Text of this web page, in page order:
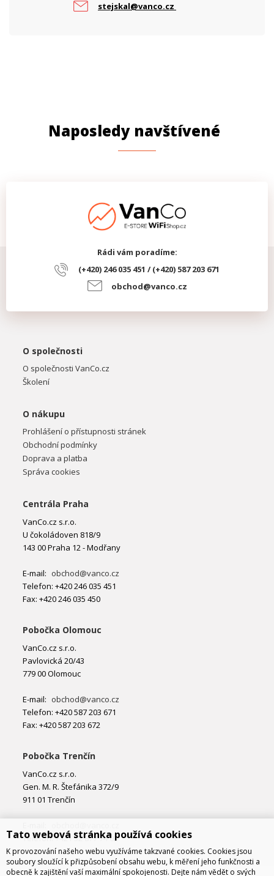
stejskal@vanco.cz
Naposledy navštívené
Rádi vám poradíme:
(+420) 246 035 451 / (+420) 587 203 671
obchod@vanco.cz
O společnosti
O společnosti VanCo.cz
Školení
O nákupu
Prohlášení o přístupnosti stránek
Obchodní podmínky
Doprava a platba
Správa cookies
Centrála Praha
VanCo.cz s.r.o.
U čokoládoven 818/9
143 00 Praha 12 - Modřany
E-mail: obchod@vanco.cz
Telefon: +420 246 035 451
Fax: +420 246 035 450
Pobočka Olomouc
VanCo.cz s.r.o.
Pavlovická 20/43
779 00 Olomouc
E-mail: obchod@vanco.cz
Telefon: +420 587 203 671
Fax: +420 587 203 672
Pobočka Trenčín
VanCo.cz s.r.o.
Gen. M. R. Štefánika 372/9
911 01 Trenčín
Telefon: +421 32 877 74 02
Tato webová stránka používá cookies
K provozování našeho webu využíváme takzvané cookies. Cookies jsou
soubory sloužící k přizpůsobení obsahu webu, k měření jeho funkčnosti a
obecně k zajištění vaší maximální spokojenosti. Dejte nám vědět o svých